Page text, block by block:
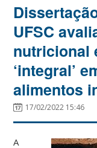
UFSC
nutricional
‘integral’
alimentos
17/02/2022 15:46
A